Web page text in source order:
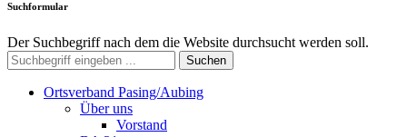
Suchformular
Der Suchbegriff nach dem die Website durchsucht werden soll.
Suchen
Ortsverband Pasing/Aubing
Über uns
Vorstand